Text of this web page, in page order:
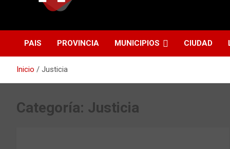
El Podio Político – ©
Argentina
PAIS PROVINCIA MUNICIPIOS CIUDAD
Inicio Justicia
Categoría: Justicia